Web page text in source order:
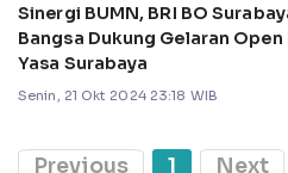
Sinergi BUMN, BRI BO
Bangsa Dukung Gelaran Open
Yasa Surabaya
Senin, 21 Okt 2024 23:18 WIB
Previous 1 Next